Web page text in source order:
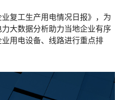
复工生产用电情况日报》，为
大数据分析助力当地企业有序
用电设备、线路进行重点排